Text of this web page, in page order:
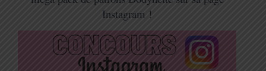
Instagram !